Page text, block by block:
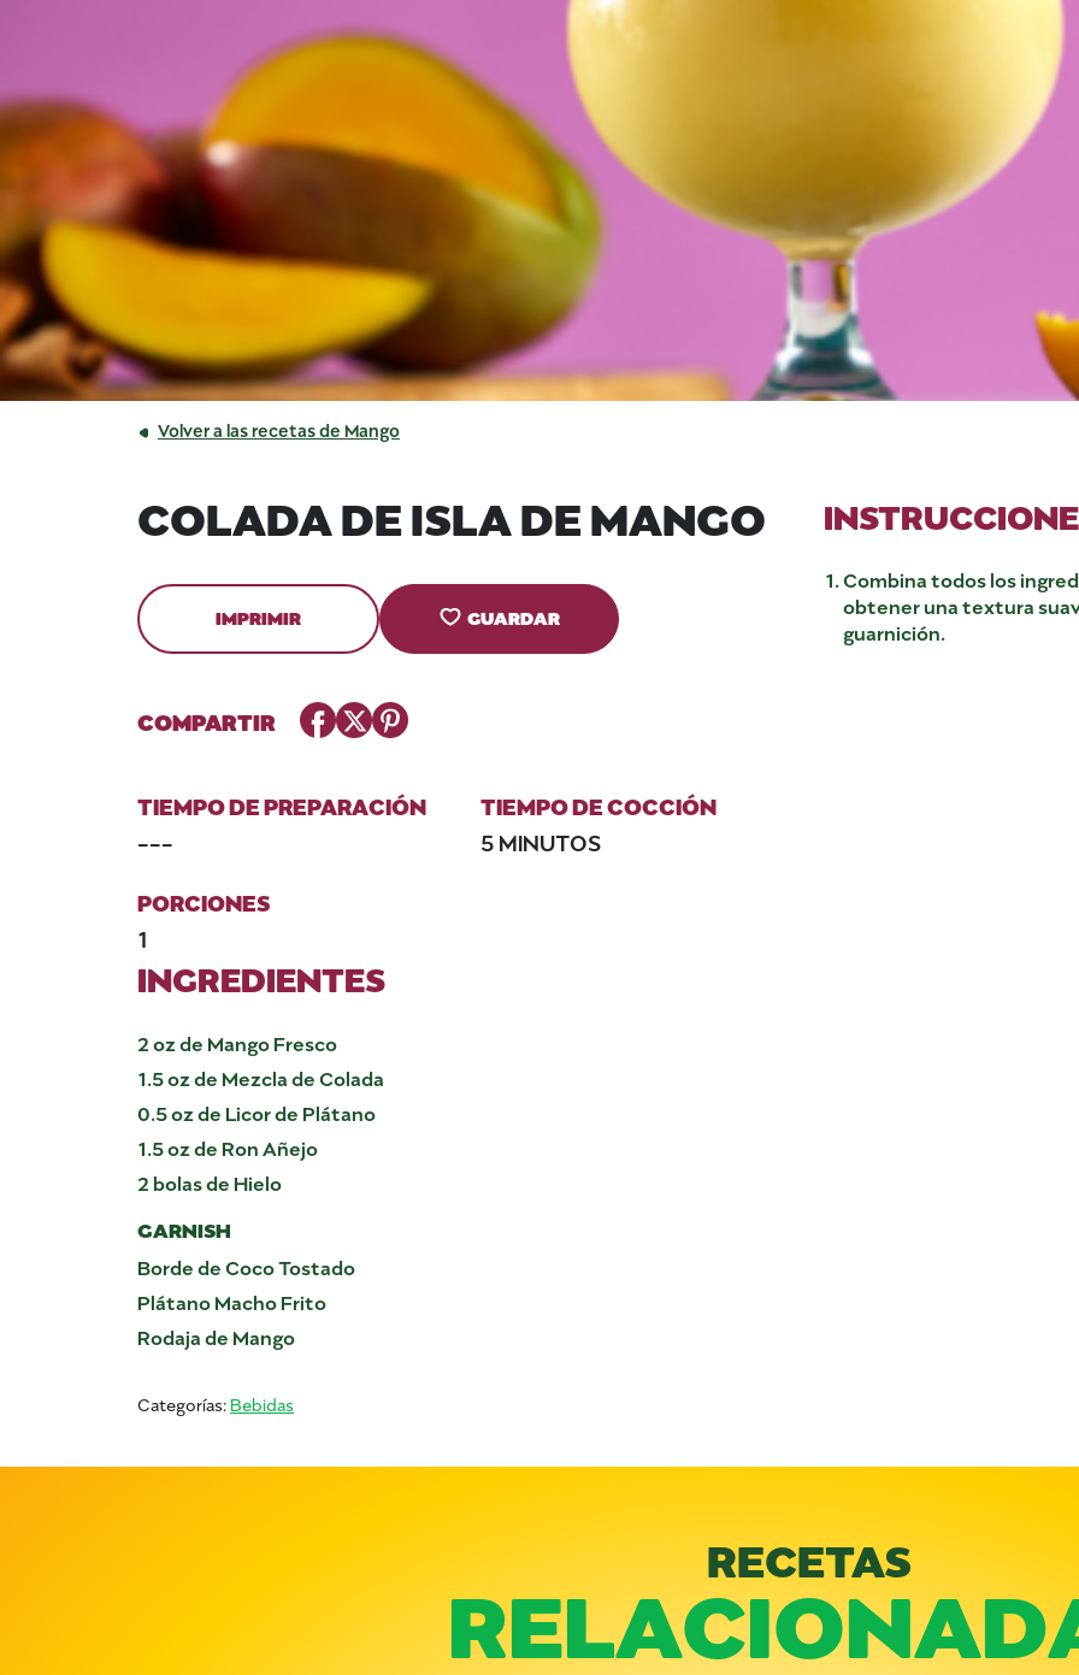
Volver a las recetas de Mango
COLADA DE ISLA DE MANGO
IMPRIMIR GUARDAR
COMPARTIR Facebook
TwitterPinterest
TIEMPO DE PREPARACIÓN
---
TIEMPO DE COCCIÓN
5 MINUTOS
PORCIONES
1
INGREDIENTES
2 oz de Mango Fresco
1.5 oz de Mezcla de Colada
0.5 oz de Licor de Plátano
1.5 oz de Ron Añejo
2 bolas de Hielo
GARNISH
Borde de Coco Tostado
Plátano Macho Frito
Rodaja de Mango
Combina todos los
obtener una textura
guarnición.
Categorías:Bebidas
RECETAS